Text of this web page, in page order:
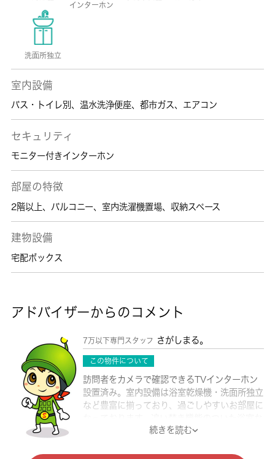
インターホン
洗面所独立
室内設備
バス・トイレ別 、 温水洗浄便座、 都市ガス、 エアコン
セキュリティ
モニター付きインターホン
部屋の特徴
2階以上、 バルコニー、 室内洗濯機置場、 収納スペース
建物設備
宅配ボックス
アドバイザーからのコメント
7万以下専門スタッフ さがしまる。
この物件について
訪問者をカメラで確認できるTVインターホン
設置済み。室内設備は浴室乾燥機・洗面所独立
など豊富に揃っており、過ごしやすいお部屋に
ので翌日でも暖かいお風呂に入れます。沢山の
トは、服を畳むことが面倒な人におすすめで
続きを読む